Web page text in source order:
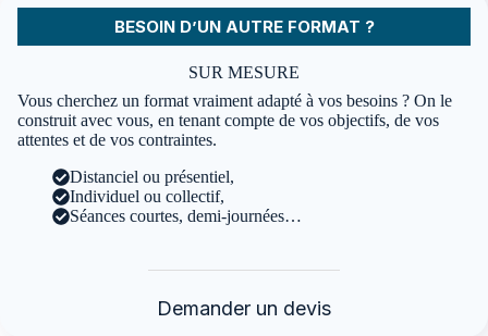
BESOIN D’UN AUTRE FORMAT ?
SUR MESURE
Vous cherchez un format vraiment adapté à vos besoins ? On le
construit avec vous, en tenant compte de vos objectifs, de vos
attentes et de vos contraintes.
Distanciel ou présentiel,
Individuel ou collectif,
Séances courtes, demi-journées…
Demander un devis